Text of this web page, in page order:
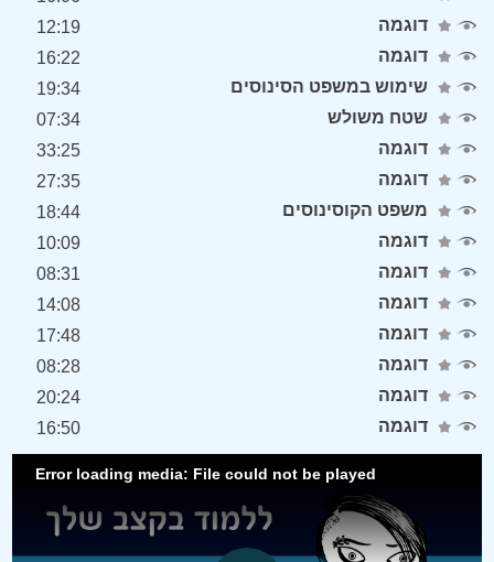
דוגמה
12:19
דוגמה
16:22
שימוש במשפט הסינוסים
19:34
שטח משולש
07:34
דוגמה
33:25
דוגמה
27:35
משפט הקוסינוסים
18:44
דוגמה
10:09
דוגמה
08:31
דוגמה
14:08
דוגמה
17:48
דוגמה
08:28
דוגמה
20:24
דוגמה
16:50
Error loading media: File could not be played